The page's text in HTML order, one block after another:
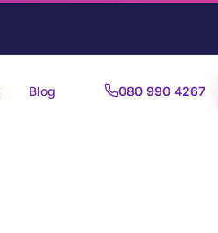
Blog 080 990 4267